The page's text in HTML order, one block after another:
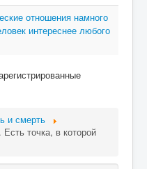
отношения намного
интереснее любого
и смерть
точка, в которой